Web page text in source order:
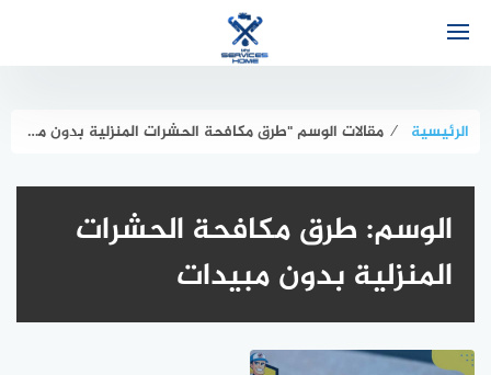
الرئيسية ⁄ مقالات الوسم "طرق مكافحة الحشرات المنزلية بدون مبيدات"
الوسم: طرق مكافحة الحشرات
المنزلية بدون مبيدات